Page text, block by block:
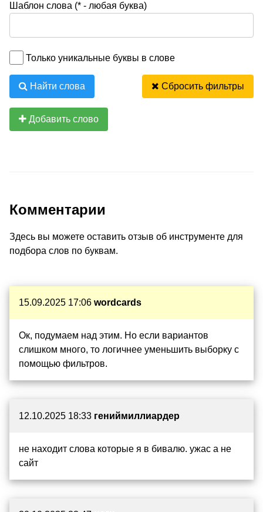
Шаблон слова (* - любая буква)
Только уникальные буквы в слове
Найти слова Сбросить фильтры
Добавить слово
Комментарии
Здесь вы можете оставить отзыв об инструменте для
подбора слов по буквам.
15.09.2025 17:06 wordcards
Ок, подумаем над этим. Но если вариантов
слишком много, то логичнее уменьшить выборку с
помощью фильтров.
12.10.2025 18:33 гениймиллиардер
не находит слова которые я в бивалю. ужас а не
сайт